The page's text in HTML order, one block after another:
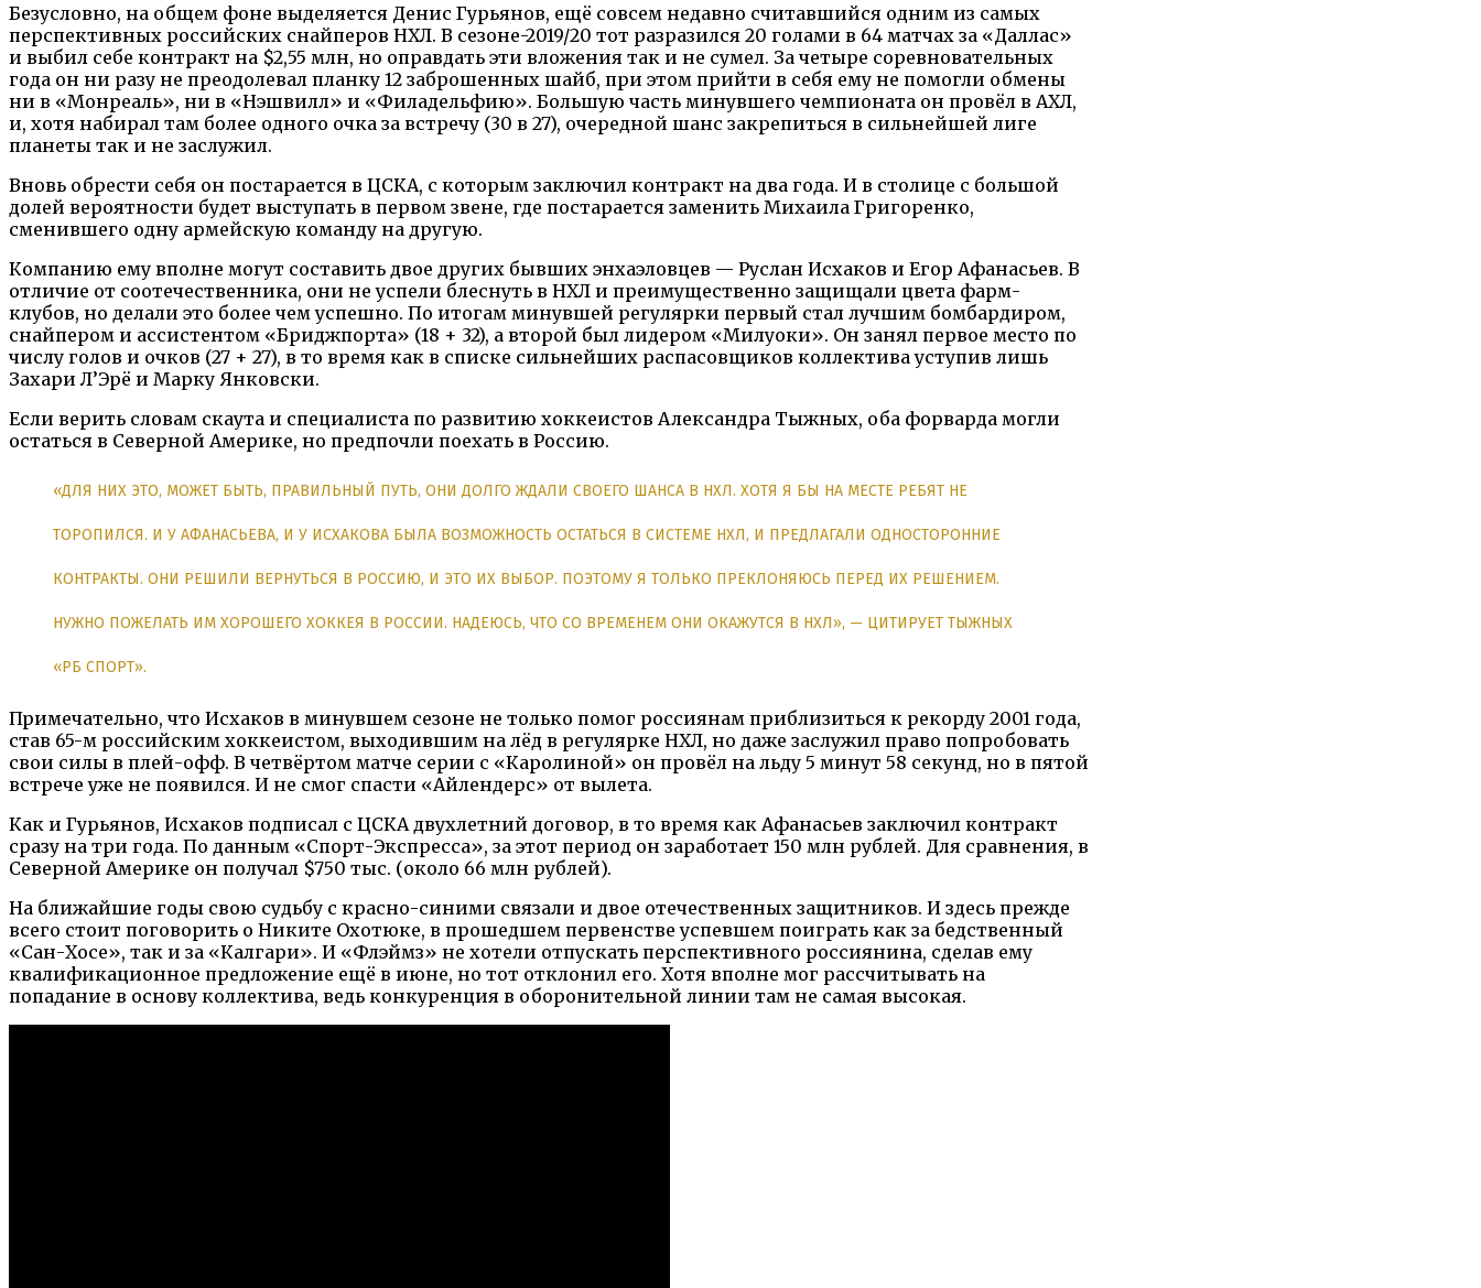
Безусловно, на общем фоне выделяется Денис Гурьянов, ещё совсем недавно считавшийся одним из самых
перспективных российских снайперов НХЛ. В сезоне-2019/20 тот разразился 20 голами в 64 матчах за «Даллас»
и выбил себе контракт на $2,55 млн, но оправдать эти вложения так и не сумел. За четыре соревновательных
года он ни разу не преодолевал планку 12 заброшенных шайб, при этом прийти в себя ему не помогли обмены
ни в «Монреаль», ни в «Нэшвилл» и «Филадельфию». Большую часть минувшего чемпионата он провёл в АХЛ,
и, хотя набирал там более одного очка за встречу (30 в 27), очередной шанс закрепиться в сильнейшей лиге
планеты так и не заслужил.
Вновь обрести себя он постарается в ЦСКА, с которым заключил контракт на два года. И в столице с большой
долей вероятности будет выступать в первом звене, где постарается заменить Михаила Григоренко,
сменившего одну армейскую команду на другую.
Компанию ему вполне могут составить двое других бывших энхаэловцев — Руслан Исхаков и Егор Афанасьев. В
отличие от соотечественника, они не успели блеснуть в НХЛ и преимущественно защищали цвета фарм-
клубов, но делали это более чем успешно. По итогам минувшей регулярки первый стал лучшим бомбардиром,
снайпером и ассистентом «Бриджпорта» (18 + 32), а второй был лидером «Милуоки». Он занял первое место по
числу голов и очков (27 + 27), в то время как в списке сильнейших распасовщиков коллектива уступив лишь
Захари Л’Эрё и Марку Янковски.
Если верить словам скаута и специалиста по развитию хоккеистов Александра Тыжных, оба форварда могли
остаться в Северной Америке, но предпочли поехать в Россию.
«ДЛЯ НИХ ЭТО, МОЖЕТ БЫТЬ, ПРАВИЛЬНЫЙ ПУТЬ, ОНИ ДОЛГО ЖДАЛИ СВОЕГО ШАНСА В НХЛ. ХОТЯ Я БЫ НА МЕСТЕ РЕБЯТ НЕ
ТОРОПИЛСЯ. И У АФАНАСЬЕВА, И У ИСХАКОВА БЫЛА ВОЗМОЖНОСТЬ ОСТАТЬСЯ В СИСТЕМЕ НХЛ, И ПРЕДЛАГАЛИ ОДНОСТОРОННИЕ
КОНТРАКТЫ. ОНИ РЕШИЛИ ВЕРНУТЬСЯ В РОССИЮ, И ЭТО ИХ ВЫБОР. ПОЭТОМУ Я ТОЛЬКО ПРЕКЛОНЯЮСЬ ПЕРЕД ИХ РЕШЕНИЕМ.
НУЖНО ПОЖЕЛАТЬ ИМ ХОРОШЕГО ХОККЕЯ В РОССИИ. НАДЕЮСЬ, ЧТО СО ВРЕМЕНЕМ ОНИ ОКАЖУТСЯ В НХЛ», — ЦИТИРУЕТ ТЫЖНЫХ
«РБ СПОРТ».
Примечательно, что Исхаков в минувшем сезоне не только помог россиянам приблизиться к рекорду 2001 года,
став 65-м российским хоккеистом, выходившим на лёд в регулярке НХЛ, но даже заслужил право попробовать
свои силы в плей-офф. В четвёртом матче серии с «Каролиной» он провёл на льду 5 минут 58 секунд, но в пятой
встрече уже не появился. И не смог спасти «Айлендерс» от вылета.
Как и Гурьянов, Исхаков подписал с ЦСКА двухлетний договор, в то время как Афанасьев заключил контракт
сразу на три года. По данным «Спорт-Экспресса», за этот период он заработает 150 млн рублей. Для сравнения, в
Северной Америке он получал $750 тыс. (около 66 млн рублей).
На ближайшие годы свою судьбу с красно-синими связали и двое отечественных защитников. И здесь прежде
всего стоит поговорить о Никите Охотюке, в прошедшем первенстве успевшем поиграть как за бедственный
«Сан-Хосе», так и за «Калгари». И «Флэймз» не хотели отпускать перспективного россиянина, сделав ему
квалификационное предложение ещё в июне, но тот отклонил его. Хотя вполне мог рассчитывать на
попадание в основу коллектива, ведь конкуренция в оборонительной линии там не самая высокая.